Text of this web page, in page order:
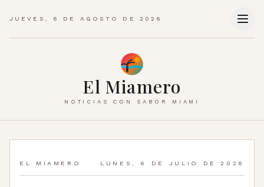
JUEVES, 6 DE AGOSTO DE 2026
El Miamero
NOTICIAS CON SABOR MIAMI
EL MIAMERO LUNES, 6 DE JULIO DE 2026